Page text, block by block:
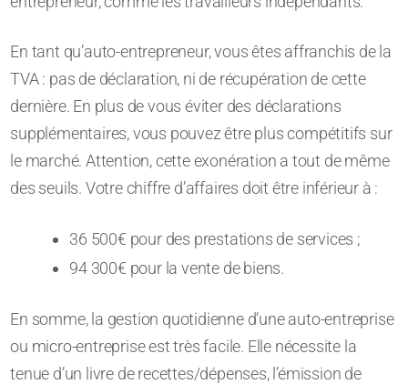
En tant qu’auto-entrepreneur, vous êtes affranchis de la
TVA : pas de déclaration, ni de récupération de cette
dernière. En plus de vous éviter des déclarations
supplémentaires, vous pouvez être plus compétitifs sur
le marché. Attention, cette exonération a tout de même
des seuils. Votre chiffre d’affaires doit être inférieur à :
36 500€ pour des prestations de services ;
94 300€ pour la vente de biens.
En somme, la gestion quotidienne d’une auto-entreprise
ou micro-entreprise est très facile. Elle nécessite la
tenue d’un livre de recettes/dépenses, l’émission de